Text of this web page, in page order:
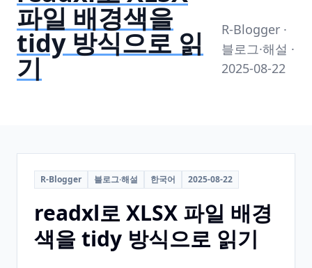
파일 배경색을
tidy 방식으로 읽
기
R-Blogger ·
블로그·해설 ·
2025-08-22
R-Blogger 블로그·해설 한국어 2025-08-22
readxl로 XLSX 파일 배경
색을 tidy 방식으로 읽기